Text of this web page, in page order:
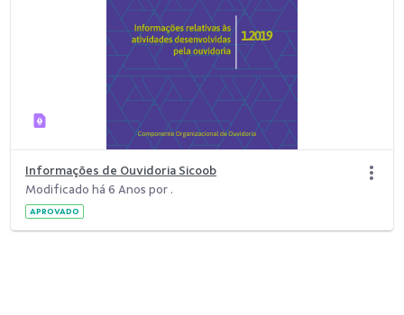
Informações de Ouvidoria Sicoob
Modificado há 6 Anos por .
APROVADO